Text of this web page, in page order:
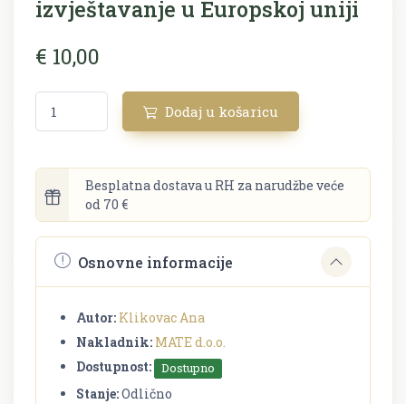
izvještavanje u Europskoj uniji
€ 10,00
Dodaj u košaricu
Besplatna dostava u RH za narudžbe veće
od 70 €
Osnovne informacije
Autor: Klikovac Ana
Nakladnik: MATE d.o.o.
Dostupnost:
Dostupno
Stanje:Odlično